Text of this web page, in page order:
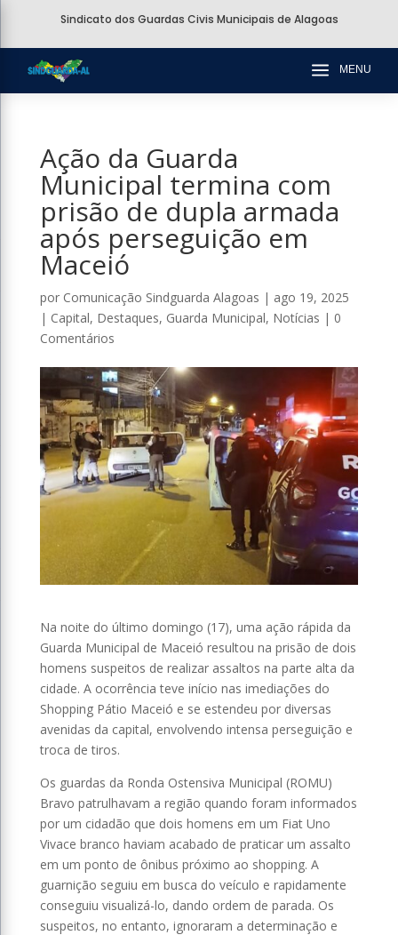
Sindicato dos Guardas Civis Municipais de Alagoas
a MENU
Ação da Guarda
Municipal termina com
prisão de dupla armada
após perseguição em
Maceió
por Comunicação Sindguarda Alagoas | ago 19, 2025
| Capital, Destaques, Guarda Municipal, Notícias | 0
Comentários
Na noite do último domingo (17), uma ação rápida da
Guarda Municipal de Maceió resultou na prisão de dois
homens suspeitos de realizar assaltos na parte alta da
cidade. A ocorrência teve início nas imediações do
Shopping Pátio Maceió e se estendeu por diversas
avenidas da capital, envolvendo intensa perseguição e
troca de tiros.
Os guardas da Ronda Ostensiva Municipal (ROMU)
Bravo patrulhavam a região quando foram informados
por um cidadão que dois homens em um Fiat Uno
Vivace branco haviam acabado de praticar um assalto
em um ponto de ônibus próximo ao shopping. A
guarnição seguiu em busca do veículo e rapidamente
conseguiu visualizá-lo, dando ordem de parada. Os
suspeitos, no entanto, ignoraram a determinação e